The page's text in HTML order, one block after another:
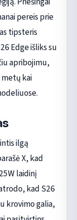
pereis prie
tipsteris
Edge išliks su
apribojimu,
kai
ilgą
X, kad
laidinį
kad S26
krovimo galia,